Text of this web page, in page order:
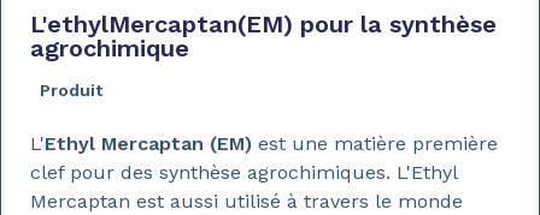
L'ethylMercaptan(EM) pour la synthèse
agrochimique
Produit
L'Ethyl Mercaptan (EM) est une matière première
clef pour des synthèse agrochimiques. L'Ethyl
Mercaptan est aussi utilisé à travers le monde